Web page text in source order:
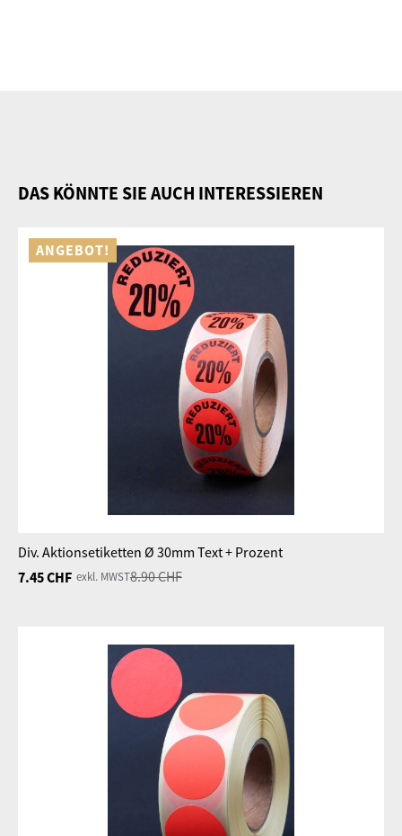
DAS KÖNNTE SIE AUCH INTERESSIEREN
ANGEBOT!
Div. Aktionsetiketten Ø 30mm Text + Prozent
8.90CHF
Ursprünglicher
7.45CHF
Aktueller exkl. MWST